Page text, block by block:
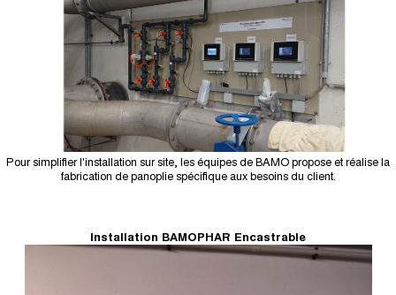
Pour simplifier l'installation sur site, les équipes de BAMO propose et réalise la
fabrication de panoplie spécifique aux besoins du client.
Installation BAMOPHAR Encastrable